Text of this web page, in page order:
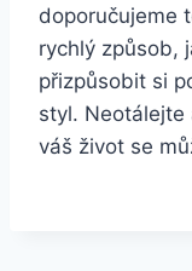
doporučujeme
rychlý‌ způsob,⁢
přizpůsobit si⁣
styl.​ Neotálejte
váš život se